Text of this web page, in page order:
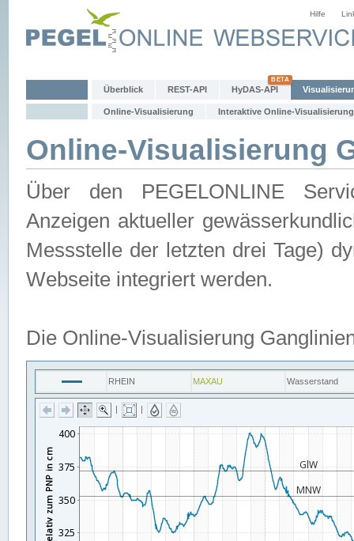
Hilfe
Überblick REST-API HyDAS-API
Online-Visualisierung Interaktive Online-Visualisierung
Online-Visualisierung
Über den PEGELONLINE
Anzeigen aktueller
Messstelle der letzten drei Tage)
Webseite integriert werden.
Die Online-Visualisierung